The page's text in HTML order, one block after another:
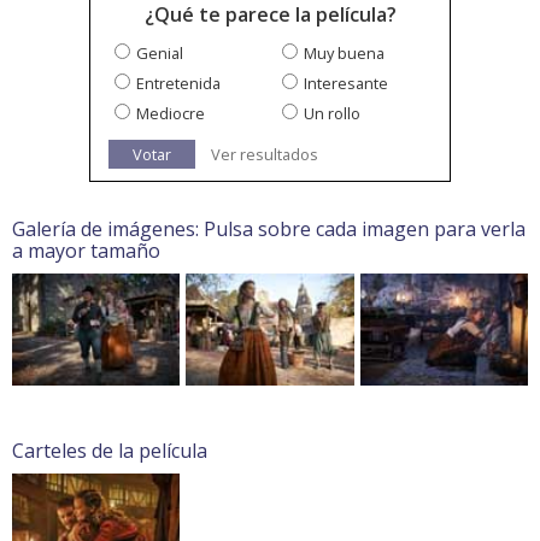
¿Qué te parece la película?
Genial
Muy buena
Entretenida
Interesante
Mediocre
Un rollo
Votar
Ver resultados
Galería de imágenes: Pulsa sobre cada imagen para verla
a mayor tamaño
Carteles de la película